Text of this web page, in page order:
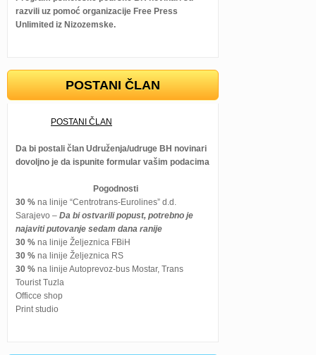
razvili uz pomoć organizacije Free Press
Unlimited iz Nizozemske.
POSTANI ČLAN
POSTANI ČLAN
Da bi postali član Udruženja/udruge BH novinari
dovoljno je da ispunite formular vašim podacima
Pogodnosti
30 % na linije “Centrotrans-Eurolines” d.d.
Sarajevo – Da bi ostvarili popust, potrebno je
najaviti putovanje sedam dana ranije
30 % na linije Željeznica FBiH
30 % na linije Željeznica RS
30 % na linije Autoprevoz-bus Mostar, Trans
Tourist Tuzla
Officce shop
Print studio